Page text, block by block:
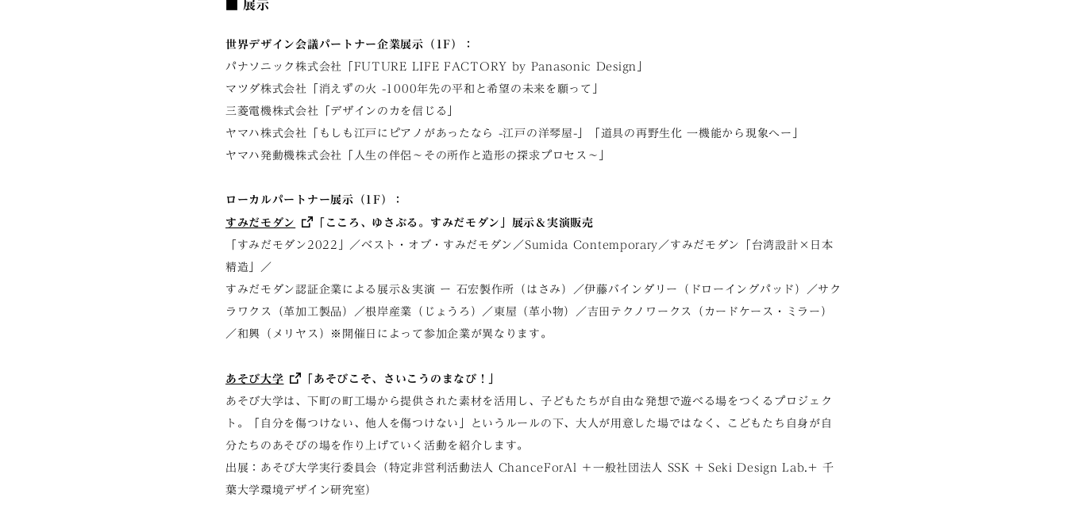
■ 展示
世界デザイン会議パートナー企業展示（1F）：
パナソニック株式会社「FUTURE LIFE FACTORY by Panasonic Design」
マツダ株式会社「消えずの火 -1000年先の平和と希望の未来を願って」
三菱電機株式会社「デザインのカを信じる」
ヤマハ株式会社「もしも江戸にピアノがあったなら -江戸の洋琴屋-」「道具の再野生化 一機能から現象へー」
ヤマハ発動機株式会社「人生の伴侶〜その所作と造形の探求プロセス〜」
ローカルパートナー展示（1F）：
すみだモダン
「こころ、ゆさぶる。すみだモダン」展示＆実演販売
「すみだモダン2022」／ベスト・オブ・すみだモダン／Sumida Contemporary／すみだモダン「台湾設計×日本
精造」／
すみだモダン認証企業による展示＆実演 ー 石宏製作所（はさみ）／伊藤バインダリー（ドローイングパッド）／サク
ラワクス（革加工製品）／根岸産業（じょうろ）／東屋（革小物）／吉田テクノワークス（カードケース・ミラー）
／和興（メリヤス）※開催日によって参加企業が異なります。
あそび大学
「あそびこそ、さいこうのまなび！」
あそび大学は、下町の町工場から提供された素材を活用し、子どもたちが自由な発想で遊べる場をつくるプロジェク
ト。「自分を傷つけない、他人を傷つけない」というルールの下、大人が用意した場ではなく、こどもたち自身が自
分たちのあそびの場を作り上げていく活動を紹介します。
出展：あそび大学実行委員会（特定非営利活動法人 ChanceForAl ＋一般社団法人 SSK + Seki Design Lab.+ 千
葉大学環境デザイン研究室）